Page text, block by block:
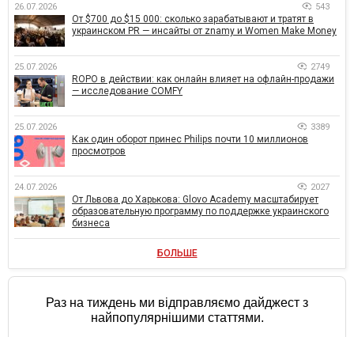
26.07.2026 543
От $700 до $15 000: сколько зарабатывают и тратят в
украинском PR — инсайты от znamy и Women Make Money
25.07.2026 2749
ROPO в действии: как онлайн влияет на офлайн-продажи
— исследование COMFY
25.07.2026 3389
Как один оборот принес Philips почти 10 миллионов
просмотров
24.07.2026 2027
От Львова до Харькова: Glovo Academy масштабирует
образовательную программу по поддержке украинского
бизнеса
БОЛЬШЕ
Раз на тиждень ми відправляємо дайджест з
найпопулярнішими статтями.